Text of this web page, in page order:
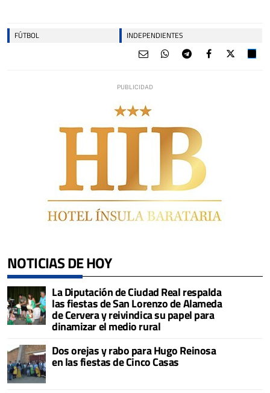
FÚTBOL INDEPENDIENTES
NOTICIAS DE HOY
La Diputación de Ciudad Real respalda
las fiestas de San Lorenzo de Alameda
de Cervera y reivindica su papel para
dinamizar el medio rural
Dos orejas y rabo para Hugo Reinosa
en las fiestas de Cinco Casas